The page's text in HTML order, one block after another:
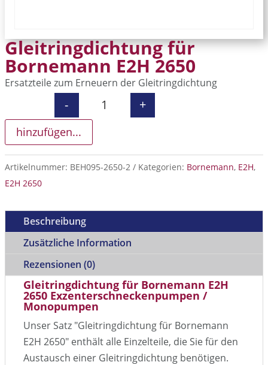
Gleitringdichtung für
Bornemann E2H 2650
Ersatzteile zum Erneuern der Gleitringdichtung
Gleitringdichtung für Bornemann
- +
hinzufügen...
Artikelnummer: BEH095-2650-2 Kategorien: Bornemann, E2H,
E2H 2650
Beschreibung
Zusätzliche Information
Rezensionen (0)
Gleitringdichtung für Bornemann E2H
2650 Exzenterschneckenpumpen /
Monopumpen
Unser Satz "Gleitringdichtung für Bornemann
E2H 2650" enthält alle Einzelteile, die Sie für den
Austausch einer Gleitringdichtung benötigen.